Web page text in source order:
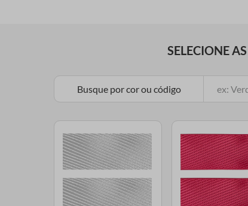
SELECIONE
Busque por cor ou código